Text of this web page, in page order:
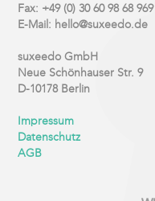
Fax: +49 (0) 30 60 98 68 969
E-Mail: hello@suxeedo.de
suxeedo GmbH
Neue Schönhauser Str. 9
D-10178 Berlin
Impressum
Datenschutz
AGB